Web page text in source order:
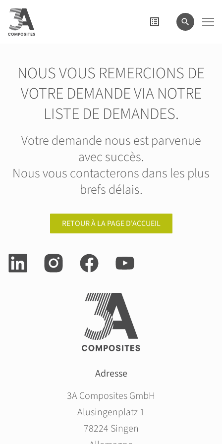
le
terme
de
NOUS VOUS REMERCIONS DE
VOTRE DEMANDE VIA NOTRE
LISTE DE DEMANDES.
Votre demande nous est parvenue
avec succès.
Nous vous contacterons dans les plus
brefs délais.
RETOUR À LA PAGE D'ACCUEIL
Adresse
3A Composites GmbH
Alusingenplatz 1
78224 Singen